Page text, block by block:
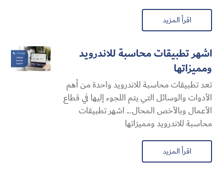
اقرأ المزيد
اشهر تطبيقات محاسبة للاندرويد
ومميزاتها
تعد تطبيقات محاسبة للاندرويد واحدة من أهم
الأدوات والوسائل التي يتم اللجوء إليها في قطاع
الأعمال وبالأخص المحال... اشهر تطبيقات
محاسبة للاندرويد ومميزاتها
اقرأ المزيد